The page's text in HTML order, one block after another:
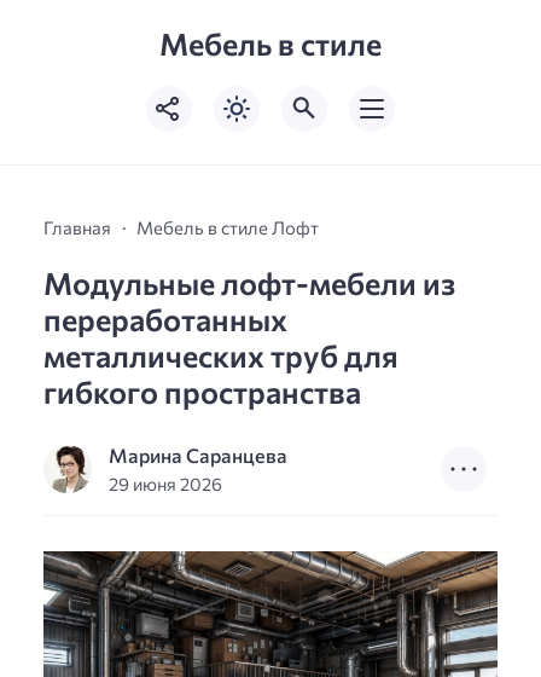
Мебель в стиле
Главная Мебель в стиле Лофт
Модульные лофт-мебели из
переработанных
металлических труб для
гибкого пространства
Марина Саранцева
29 июня 2026